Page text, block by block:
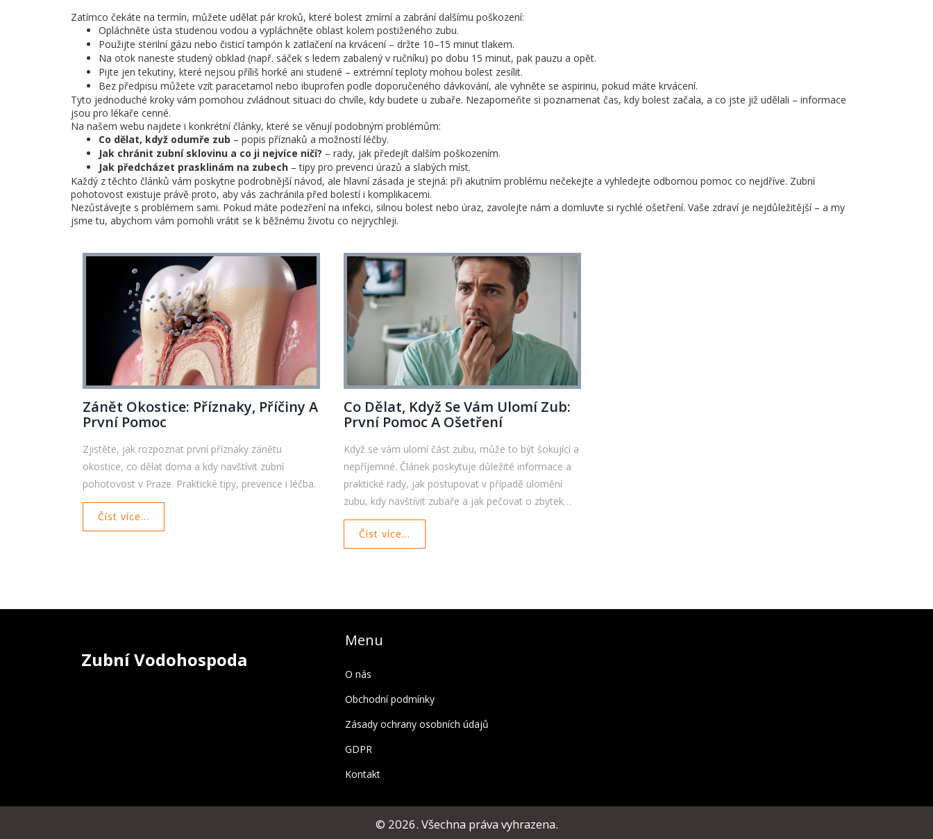
Zatímco čekáte na termín, můžete udělat pár kroků, které bolest zmírní a zabrání dalšímu poškození:
Opláchněte ústa studenou vodou a vypláchněte oblast kolem postiženého zubu.
Použijte sterilní gázu nebo čisticí tampón k zatlačení na krvácení – držte 10–15 minut tlakem.
Na otok naneste studený obklad (např. sáček s ledem zabalený v ručníku) po dobu 15 minut, pak pauzu a opět.
Pijte jen tekutiny, které nejsou příliš horké ani studené – extrémní teploty mohou bolest zesílit.
Bez předpisu můžete vzít paracetamol nebo ibuprofen podle doporučeného dávkování, ale vyhněte se aspirinu, pokud máte krvácení.
Tyto jednoduché kroky vám pomohou zvládnout situaci do chvíle, kdy budete u zubaře. Nezapomeňte si poznamenat čas, kdy bolest začala, a co jste již udělali – informace
jsou pro lékaře cenné.
Na našem webu najdete i konkrétní články, které se věnují podobným problémům:
Co dělat, když odumře zub – popis příznaků a možností léčby.
Jak chránit zubní sklovinu a co ji nejvíce ničí? – rady, jak předejít dalším poškozením.
Jak předcházet prasklinám na zubech – tipy pro prevenci úrazů a slabých míst.
Každý z těchto článků vám poskytne podrobnější návod, ale hlavní zásada je stejná: při akutním problému nečekejte a vyhledejte odbornou pomoc co nejdříve. Zubní
pohotovost existuje právě proto, aby vás zachránila před bolestí i komplikacemi.
Nezůstávejte s problémem sami. Pokud máte podezření na infekci, silnou bolest nebo úraz, zavolejte nám a domluvte si rychlé ošetření. Vaše zdraví je nejdůležitější – a my
jsme tu, abychom vám pomohli vrátit se k běžnému životu co nejrychleji.
Zánět Okostice: Příznaky, Příčiny A
První Pomoc
Zjistěte, jak rozpoznat první příznaky zánětu
okostice, co dělat doma a kdy navštívit zubní
pohotovost v Praze. Praktické tipy, prevence i léčba.
Číst více...
Co Dělat, Když Se Vám Ulomí Zub:
První Pomoc A Ošetření
Když se vám ulomí část zubu, může to být šokující a
nepříjemné. Článek poskytuje důležité informace a
praktické rady, jak postupovat v případě ulomění
zubu, kdy navštívit zubaře a jak pečovat o zbytek
zubu. Získejte užitečné tipy na zvládání bolesti a
prevenci dalších problémů.
Číst více...
Zubní Vodohospoda
Menu
O nás
Obchodní podmínky
Zásady ochrany osobních údajů
GDPR
Kontakt
© 2026. Všechna práva vyhrazena.